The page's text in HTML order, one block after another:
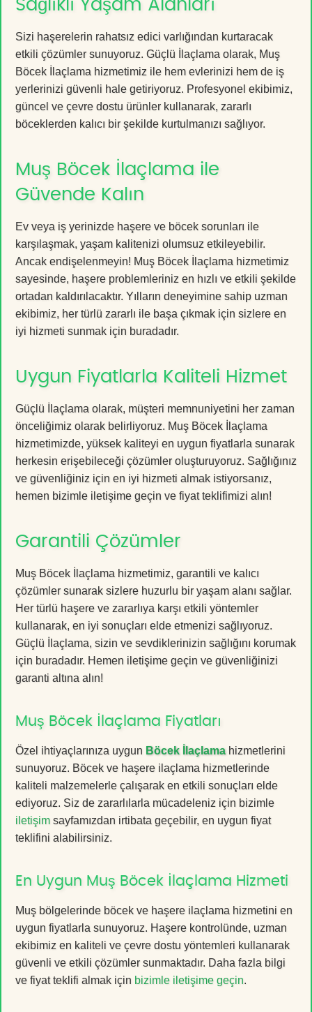
Sağlıklı Yaşam Alanları
Sizi haşerelerin rahatsız edici varlığından kurtaracak
etkili çözümler sunuyoruz. Güçlü İlaçlama olarak, Muş
Böcek İlaçlama hizmetimiz ile hem evlerinizi hem de iş
yerlerinizi güvenli hale getiriyoruz. Profesyonel ekibimiz,
güncel ve çevre dostu ürünler kullanarak, zararlı
böceklerden kalıcı bir şekilde kurtulmanızı sağlıyor.
Muş Böcek İlaçlama ile
Güvende Kalın
Ev veya iş yerinizde haşere ve böcek sorunları ile
karşılaşmak, yaşam kalitenizi olumsuz etkileyebilir.
Ancak endişelenmeyin! Muş Böcek İlaçlama hizmetimiz
sayesinde, haşere problemleriniz en hızlı ve etkili şekilde
ortadan kaldırılacaktır. Yılların deneyimine sahip uzman
ekibimiz, her türlü zararlı ile başa çıkmak için sizlere en
iyi hizmeti sunmak için buradadır.
Uygun Fiyatlarla Kaliteli Hizmet
Güçlü İlaçlama olarak, müşteri memnuniyetini her zaman
önceliğimiz olarak belirliyoruz. Muş Böcek İlaçlama
hizmetimizde, yüksek kaliteyi en uygun fiyatlarla sunarak
herkesin erişebileceği çözümler oluşturuyoruz. Sağlığınız
ve güvenliğiniz için en iyi hizmeti almak istiyorsanız,
hemen bizimle iletişime geçin ve fiyat teklifimizi alın!
Garantili Çözümler
Muş Böcek İlaçlama hizmetimiz, garantili ve kalıcı
çözümler sunarak sizlere huzurlu bir yaşam alanı sağlar.
Her türlü haşere ve zararlıya karşı etkili yöntemler
kullanarak, en iyi sonuçları elde etmenizi sağlıyoruz.
Güçlü İlaçlama, sizin ve sevdiklerinizin sağlığını korumak
için buradadır. Hemen iletişime geçin ve güvenliğinizi
garanti altına alın!
Muş Böcek İlaçlama Fiyatları
Özel ihtiyaçlarınıza uygun Böcek İlaçlamahizmetlerini
sunuyoruz. Böcek ve haşere ilaçlama hizmetlerinde
kaliteli malzemelerle çalışarak en etkili sonuçları elde
ediyoruz. Siz de zararlılarla mücadeleniz için bizimle
iletişim sayfamızdan irtibata geçebilir, en uygun fiyat
teklifini alabilirsiniz.
En Uygun Muş Böcek İlaçlama Hizmeti
Muş bölgelerinde böcek ve haşere ilaçlama hizmetini en
uygun fiyatlarla sunuyoruz. Haşere kontrolünde, uzman
ekibimiz en kaliteli ve çevre dostu yöntemleri kullanarak
güvenli ve etkili çözümler sunmaktadır. Daha fazla bilgi
ve fiyat teklifi almak için bizimle iletişime geçin.